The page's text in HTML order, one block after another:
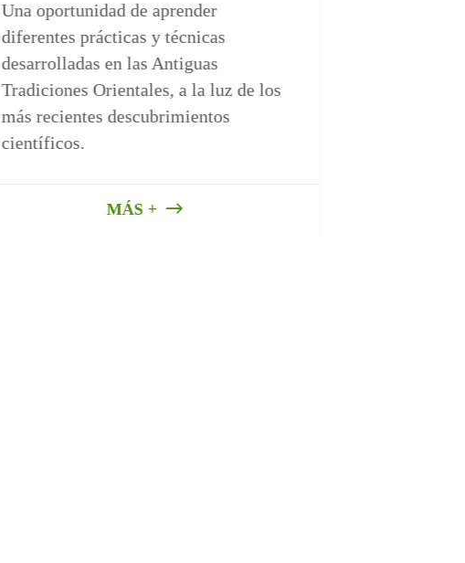
Una oportunidad de aprender
diferentes prácticas y técnicas
desarrolladas en las Antiguas
Tradiciones Orientales, a la luz de los
más recientes descubrimientos
científicos.
MÁS +